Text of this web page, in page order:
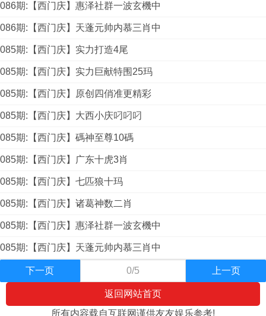
086期:【西门庆】惠泽社群一波玄機中
086期:【西门庆】天蓬元帅内慕三肖中
085期:【西门庆】实力打造4尾
085期:【西门庆】实力巨献特围25玛
085期:【西门庆】原创四俏准更精彩
085期:【西门庆】大西小庆叼叼叼
085期:【西门庆】碼神至尊10碼
085期:【西门庆】广东十虎3肖
085期:【西门庆】七匹狼十玛
085期:【西门庆】诸葛神数二肖
085期:【西门庆】惠泽社群一波玄機中
085期:【西门庆】天蓬元帅内慕三肖中
下一页 0/5 上一页
返回网站首页
所有内容载自互联网谨供友友娱乐参考!